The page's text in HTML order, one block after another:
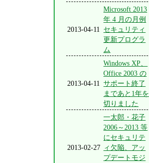
2013-04-11
Microsoft 2013
年 4 月の月例
セキュリティ
更新プログラ
ム
2013-04-11
Windows XP、
Office 2003 の
サポート終了
まであと1年を
切りました
2013-02-27
一太郎・花子
2006～2013 等
にセキュリテ
ィ欠陥、アッ
プデートモジ